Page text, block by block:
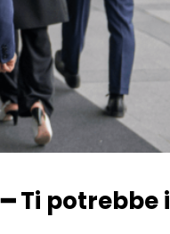
━ Ti potrebbe